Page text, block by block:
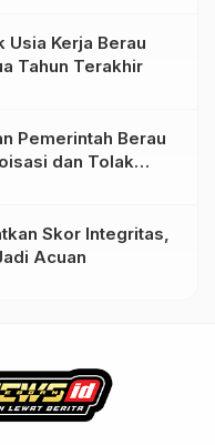
Usia Kerja Berau
Tahun Terakhir
Pemerintah Berau
dan Tolak
Skor Integritas,
Acuan